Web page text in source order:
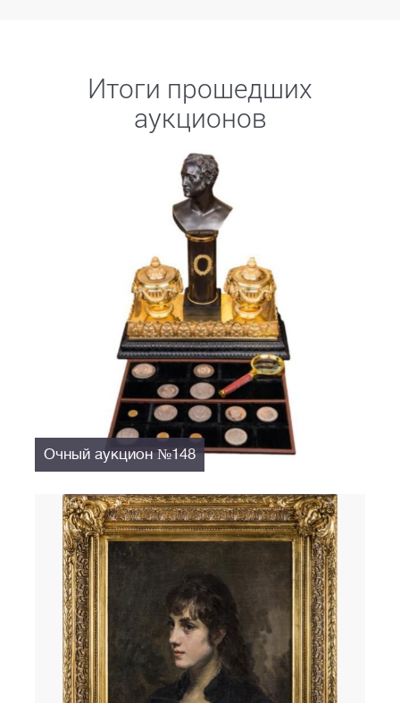
Итоги прошедших
аукционов
Очный аукцион №148